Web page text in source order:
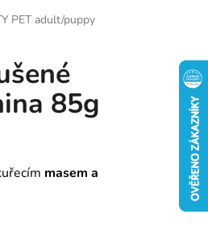
PET adult/puppy
85g
masem a